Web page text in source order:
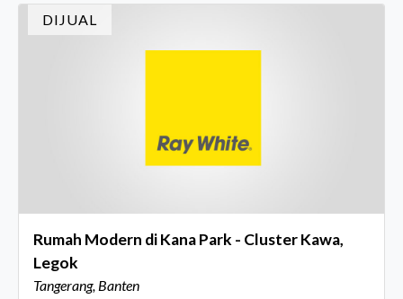
DIJUAL
Rumah Modern di Kana Park - Cluster Kawa,
Legok
Tangerang, Banten